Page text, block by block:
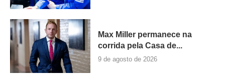
Max Miller permanece na
corrida pela Casa de...
9 de agosto de 2026